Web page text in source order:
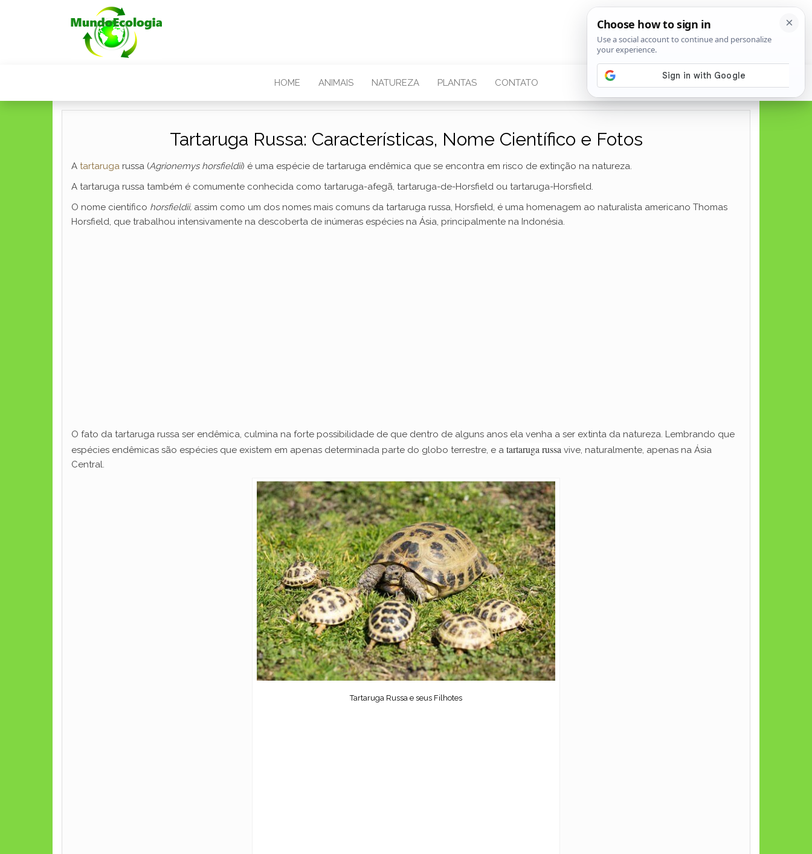
HOME ANIMAIS NATUREZA PLANTAS CONTATO
Tartaruga Russa: Características, Nome Científico e Fotos
A tartaruga russa (Agrionemys horsfieldii) é uma espécie de tartaruga endêmica que se encontra em risco de extinção na natureza.
A tartaruga russa também é comumente conhecida como tartaruga-afegã, tartaruga-de-Horsfield ou tartaruga-Horsfield.
O nome científico horsfieldii, assim como um dos nomes mais comuns da tartaruga russa, Horsfield, é uma homenagem ao naturalista americano Thomas
Horsfield, que trabalhou intensivamente na descoberta de inúmeras espécies na Ásia, principalmente na Indonésia.
O fato da tartaruga russa ser endêmica, culmina na forte possibilidade de que dentro de alguns anos ela venha a ser extinta da natureza. Lembrando que
espécies endêmicas são espécies que existem em apenas determinada parte do globo terrestre, e a tartaruga russa vive, naturalmente, apenas na Ásia
Central.
Tartaruga Russa e seus Filhotes